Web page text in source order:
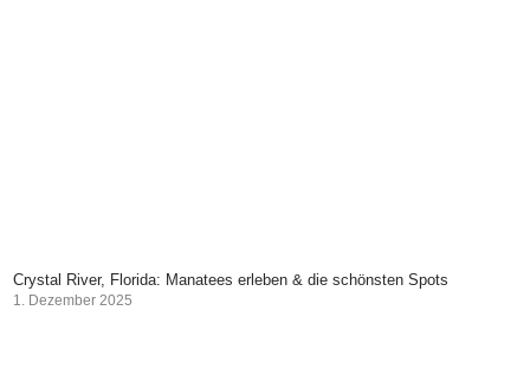
Crystal River, Florida: Manatees erleben & die schönsten Spots
1. Dezember 2025